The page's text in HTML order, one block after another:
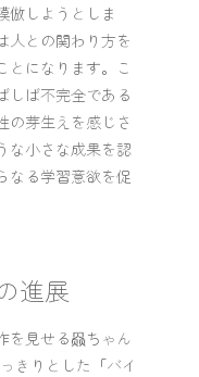
倣しようとしま
人との関わり方を
とになります。こ
しば不完全である
の芽生えを感じさ
な小さな成果を認
なる学習意欲を促
進展
を見せる赑ちゃん
きりとした「バイ